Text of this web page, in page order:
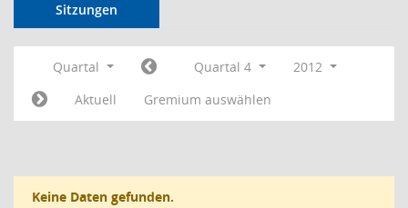
Sitzungen
Quartal Quartal 4
2012
Aktuell
Gremium auswählen
Keine Daten gefunden.